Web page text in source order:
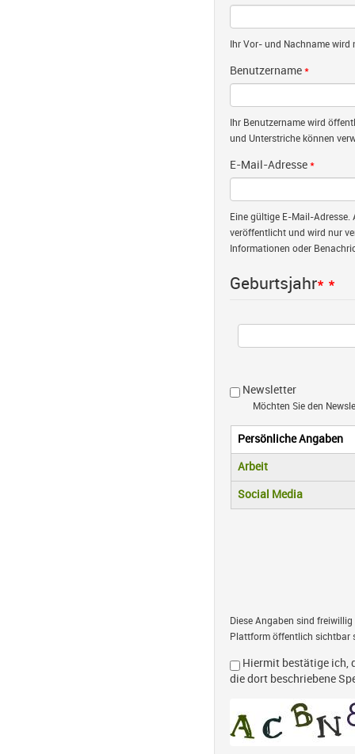
Ihr Vor- und Nachname
Benutzername *
Ihr Benutzername wird
und Unterstriche können
E-Mail-Adresse *
Eine gültige E-Mail-Adresse.
veröffentlicht und wird nur
Informationen oder
Geburtsjahr* *
Newsletter
Möchten Sie den
Vertikale
Persönliche Angaben
(aktiver Reiter)
Arbeit
Social Media
Diese Angaben sind
Plattform öffentlich sichtbar
Hiermit bestätige ich,
die dort beschriebene